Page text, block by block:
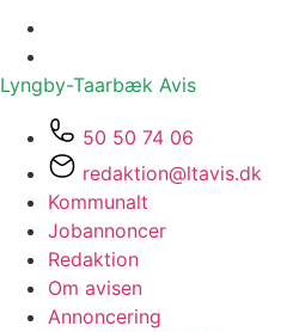
Lyngby-Taarbæk Avis
50 50 74 06
redaktion@ltavis.dk
Kommunalt
Jobannoncer
Redaktion
Om avisen
Annoncering